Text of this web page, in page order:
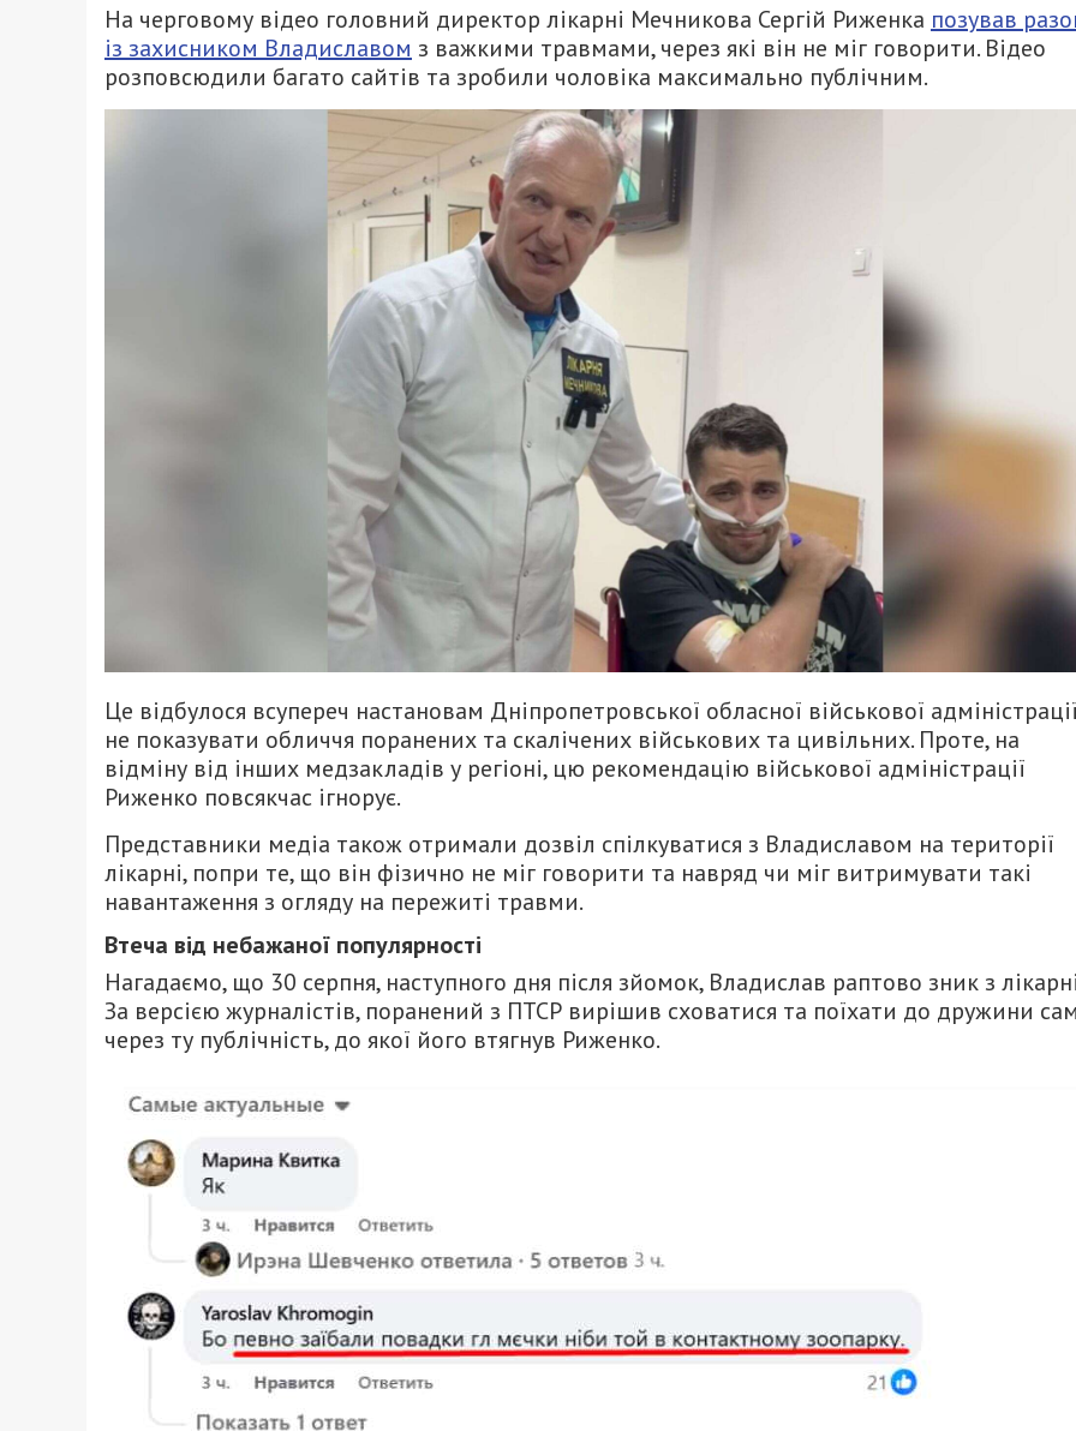
На черговому відео головний директор лікарні Мечникова Сергій Риженка позував
із захисником Владиславом з важкими травмами, через які він не міг говорити. Відео
розповсюдили багато сайтів та зробили чоловіка максимально публічним.
Це відбулося всупереч настановам Дніпропетровської обласної військової
не показувати обличчя поранених та скалічених військових та цивільних. Проте, на
відміну від інших медзакладів у регіоні, цю рекомендацію військової адміністрації
Риженко повсякчас ігнорує.
Представники медіа також отримали дозвіл спілкуватися з Владиславом на території
лікарні, попри те, що він фізично не міг говорити та навряд чи міг витримувати такі
навантаження з огляду на пережиті травми.
Втеча від небажаної популярності
Нагадаємо, що 30 серпня, наступного дня після зйомок, Владислав раптово зник з
За версією журналістів, поранений з ПТСР вирішив сховатися та поїхати до дружини
через ту публічність, до якої його втягнув Риженко.